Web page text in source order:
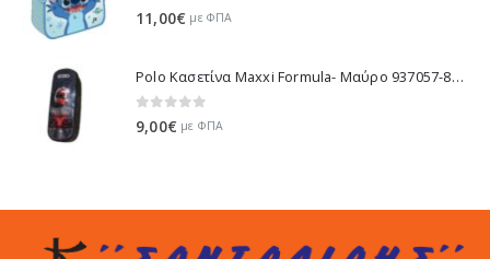
0 out of 5
11,00€ με ΦΠΑ
Polo Κασετίνα Maxxi Formula- Μαύρο 937057-8356 2025
0 out of 5
9,00€ με ΦΠΑ